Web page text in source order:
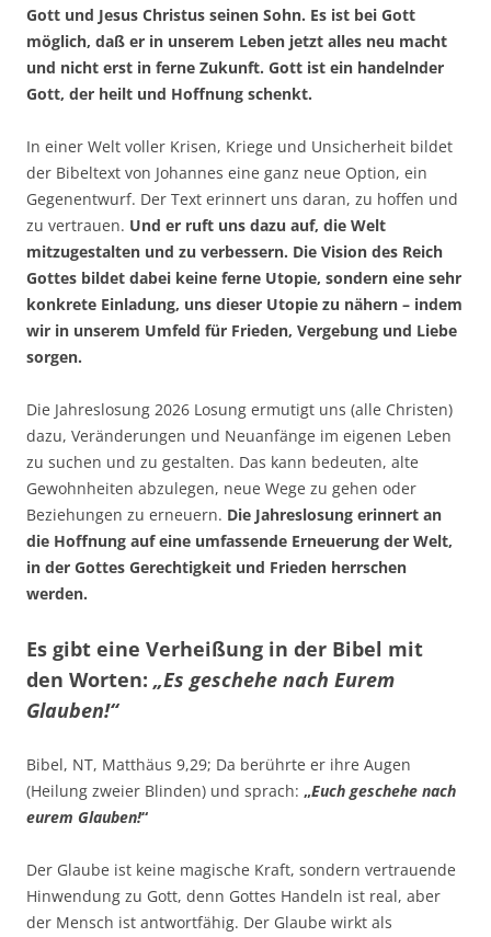
Gott und Jesus Christus seinen Sohn. Es ist bei Gott
möglich, daß er in unserem Leben jetzt alles neu macht
und nicht erst in ferne Zukunft. Gott ist ein handelnder
Gott, der heilt und Hoffnung schenkt.
In einer Welt voller Krisen, Kriege und Unsicherheit bildet
der Bibeltext von Johannes eine ganz neue Option, ein
Gegenentwurf. Der Text erinnert uns daran, zu hoffen und
zu vertrauen. Und er ruft uns dazu auf, die Welt
mitzugestalten und zu verbessern. Die Vision des Reich
Gottes bildet dabei keine ferne Utopie, sondern eine sehr
konkrete Einladung, uns dieser Utopie zu nähern – indem
wir in unserem Umfeld für Frieden, Vergebung und Liebe
sorgen.
Die Jahreslosung 2026 Losung ermutigt uns (alle Christen)
dazu, Veränderungen und Neuanfänge im eigenen Leben
zu suchen und zu gestalten. Das kann bedeuten, alte
Gewohnheiten abzulegen, neue Wege zu gehen oder
Beziehungen zu erneuern. Die Jahreslosung erinnert an
die Hoffnung auf eine umfassende Erneuerung der Welt,
in der Gottes Gerechtigkeit und Frieden herrschen
werden.
Es gibt eine Verheißung in der Bibel mit
den Worten: „Es geschehe nach Eurem
Glauben!“
Bibel, NT, Matthäus 9,29; Da berührte er ihre Augen
(Heilung zweier Blinden) und sprach: „Euch geschehe nach
eurem Glauben!“
Der Glaube ist keine magische Kraft, sondern vertrauende
Hinwendung zu Gott, denn Gottes Handeln ist real, aber
der Mensch ist antwortfähig. Der Glaube wirkt als